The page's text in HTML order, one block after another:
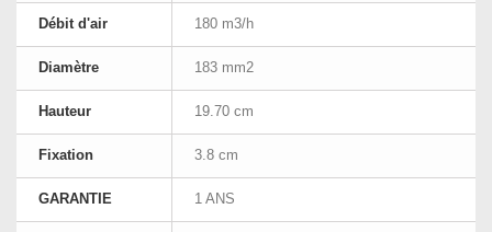
Débit d'air 180 m3/h
Diamètre 183 mm2
Hauteur 19.70 cm
Fixation 3.8 cm
GARANTIE 1 ANS